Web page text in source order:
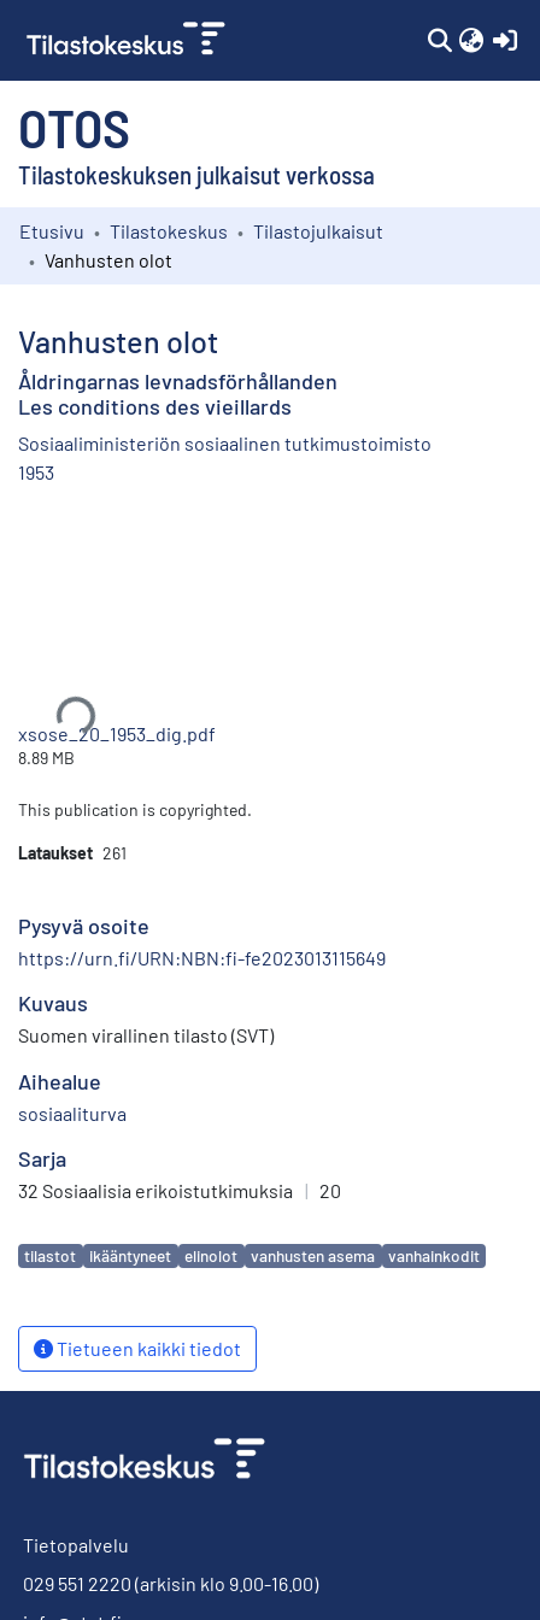
OTOS
Tilastokeskuksen julkaisut verkossa
Kokoelmat
Etusivu Tilastokeskus
Tilastojulkaisut
Vanhusten olot
Vanhusten olot
Åldringarnas levnadsförhållanden
Les conditions des vieillards
Sosiaaliministeriön sosiaalinen tutkimustoimisto
1953
xsose_20_1953_dig.pdf
8.89 MB
This publication is copyrighted.
Lataukset 261
Pysyvä osoite
https://urn.fi/URN:NBN:fi-fe2023013115649
Kuvaus
Suomen virallinen tilasto (SVT)
Aihealue
sosiaaliturva
Sarja
32 Sosiaalisia erikoistutkimuksia | 20
Avainsanat
tilastot ikääntyneet elinolot vanhusten asema vanhainkodit
Tietueen kaikki tiedot
Tietopalvelu
029 551 2220 (arkisin klo 9.00-16.00)